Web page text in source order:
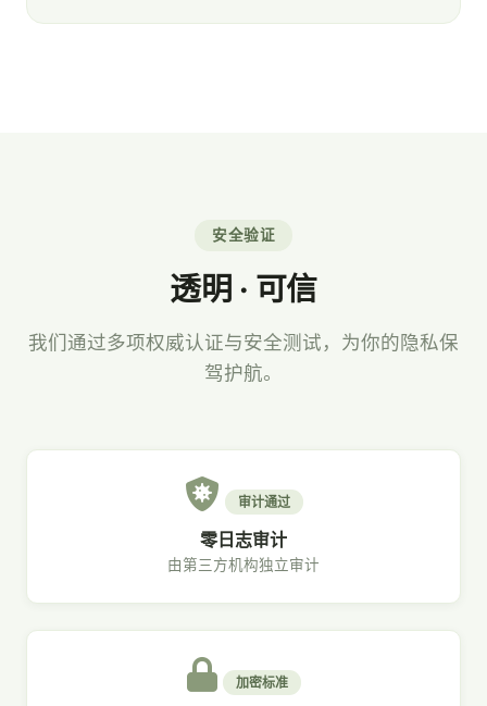
安全验证
透明 · 可信
我们通过多项权威认证与安全测试，为你的隐私保
驾护航。
审计通过
零日志审计
由第三方机构独立审计
加密标准